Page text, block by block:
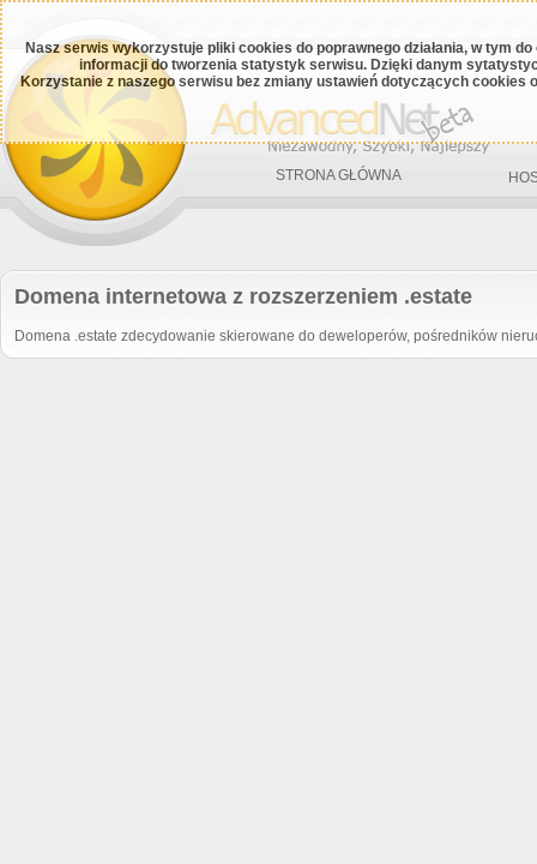
Nasz serwis wykorzystuje pliki cookies do poprawnego działania, w tym
informacji do tworzenia statystyk serwisu. Dzięki danym
Korzystanie z naszego serwisu bez zmiany ustawień dotyczących cookies
STRONA GŁÓWNA
Domena internetowa z rozszerzeniem .estate
Domena .estate zdecydowanie skierowane do deweloperów, pośredników